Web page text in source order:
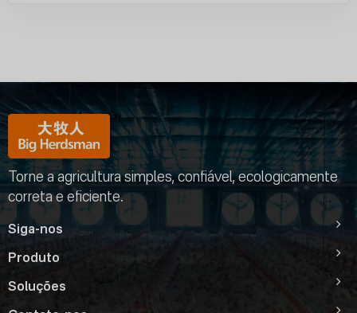
Torne a agricultura simples, confiável, ecologicamente
correta e eficiente.
Siga-nos
Produto
Soluções